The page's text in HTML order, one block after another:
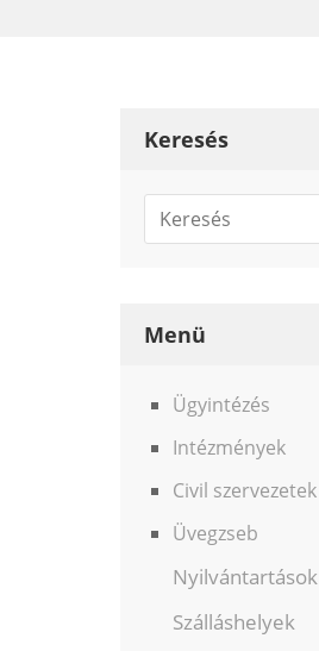
Keresés
Menü
Ügyintézés
Intézmények
Civil szervezetek
Üvegzseb
Nyilvántartások
Szálláshelyek